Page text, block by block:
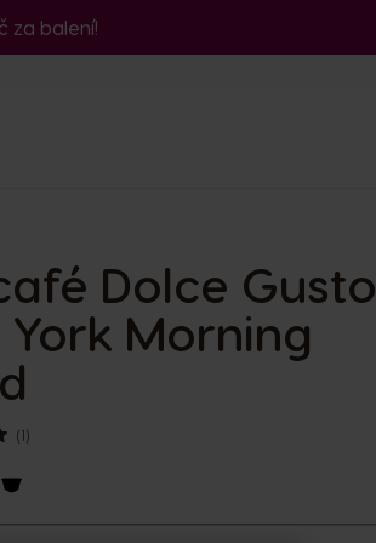
za balení!
Dolce Gusto
York Morning
(1)